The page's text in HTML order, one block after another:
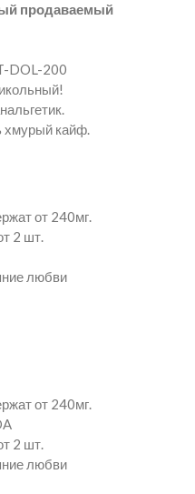
продаваемый
DOL-200
хмурый кайф.
от 240мг.
2 шт.
любви
от 240мг.
2 шт.
любви